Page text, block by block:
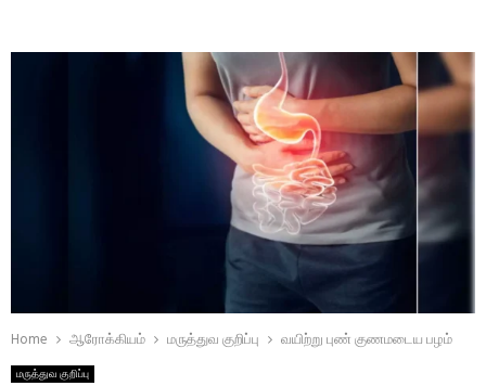
Home ஆரோக்கியம் மருத்துவ குறிப்பு வயிற்று புண் குணமடைய பழம்
மருத்துவ குறிப்பு